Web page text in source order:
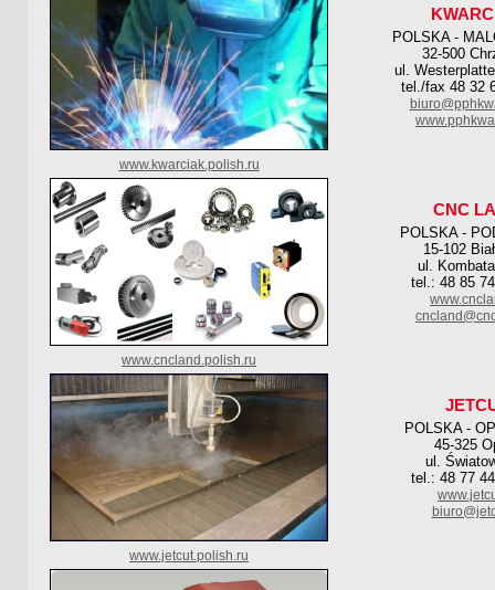
POLSKA -
32-500
ul.
tel./fax 48 32
www.kwarciak.polish.ru
CNC
POLSKA -
15-102
ul.
tel.: 48 85
www.cncland.polish.ru
POLSKA -
45-325
ul.
tel.: 48 77
www.jetcut.polish.ru